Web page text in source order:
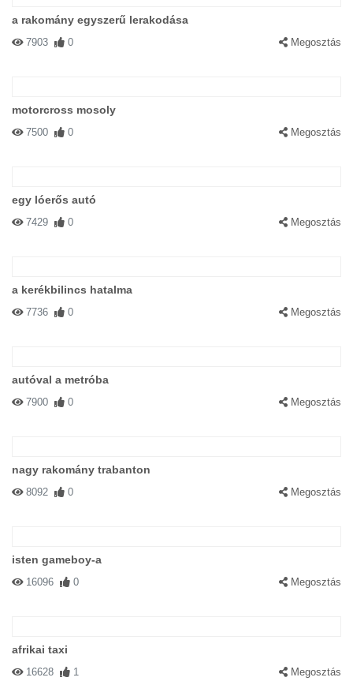
a rakomány egyszerű lerakodása
7903 0 Megosztás
motorcross mosoly
7500 0 Megosztás
egy lóerős autó
7429 0 Megosztás
a kerékbilincs hatalma
7736 0 Megosztás
autóval a metróba
7900 0 Megosztás
nagy rakomány trabanton
8092 0 Megosztás
isten gameboy-a
16096 0 Megosztás
afrikai taxi
16628 1 Megosztás